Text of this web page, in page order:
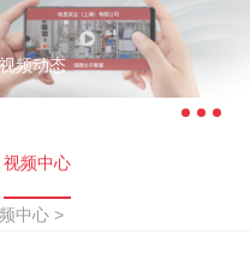
频动态
视频中心
中心 >